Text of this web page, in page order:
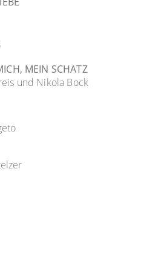
MEIN SCHATZ
und Nikola Bock